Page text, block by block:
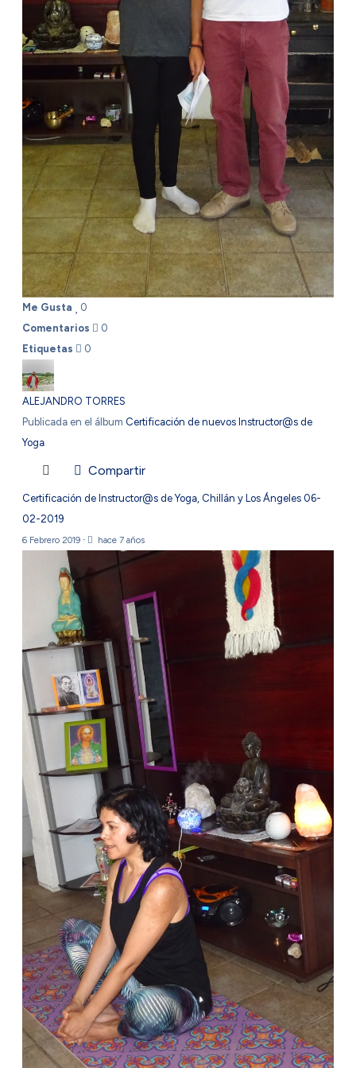
Me Gusta
0
Comentarios
0
Etiquetas
0
ALEJANDRO TORRES
Publicada en el álbum Certificación de nuevos Instructor@s de
Yoga
Compartir
Certificación de Instructor@s de Yoga, Chillán y Los Ángeles 06-
02-2019
6 Febrero 2019 · hace 7 años